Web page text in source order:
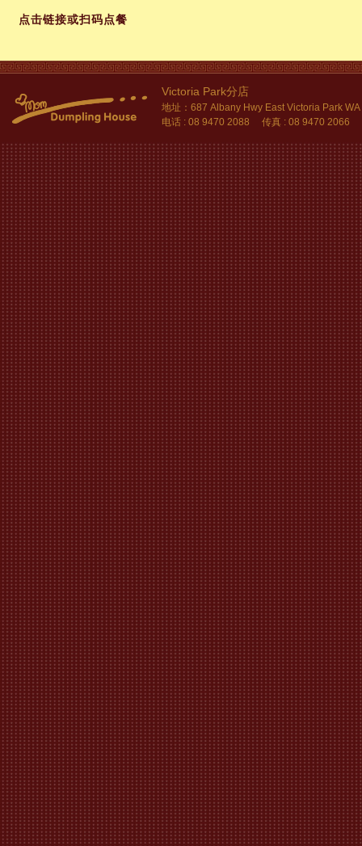
点击链接或扫码点餐
Victoria Park分店
地址：687 Albany Hwy East Victoria Park WA
电话 : 08 9470 2088 传真 : 08 9470 2066